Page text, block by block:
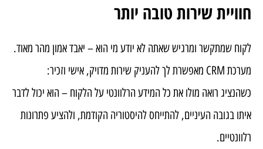
חוויית שירות טובה יותר
לקוח שמתקשר ומרגיש שאתה לא יודע מי הוא – יאבד אמון מהר מאוד.
מערכת CRM מאפשרת לך להעניק שירות מדויק, אישי וזכיר:
כשהנציג רואה מולו את כל המידע הרלוונטי על הלקוח – הוא יכול לדבר
איתו בגובה העיניים, להתייחס להיסטוריה הקודמת, ולהציע פתרונות
רלוונטיים.